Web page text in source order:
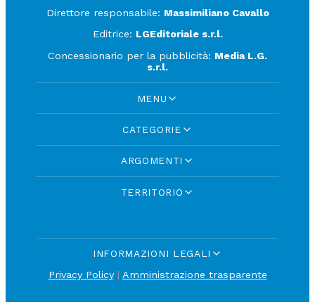
Direttore responsabile: Massimiliano Cavallo
Editrice: LGEditoriale s.r.l.
Concessionario per la pubblicità: Media L.G.
s.r.l.
MENU
CATEGORIE
ARGOMENTI
TERRITORIO
INFORMAZIONI LEGALI
Privacy Policy| Amministrazione trasparente